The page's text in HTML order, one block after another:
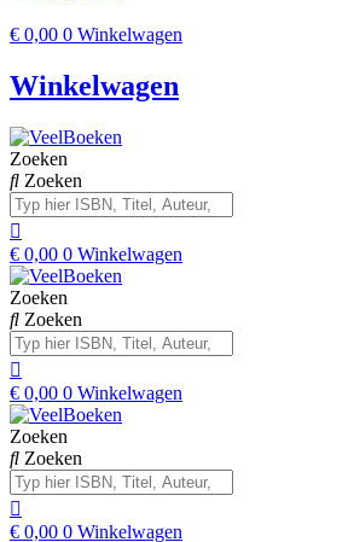
€ 0,00 0 Winkelwagen
Winkelwagen
Zoeken
Zoeken
€ 0,00 0 Winkelwagen
Zoeken
Zoeken
€ 0,00 0 Winkelwagen
Zoeken
Zoeken
€ 0,00 0 Winkelwagen